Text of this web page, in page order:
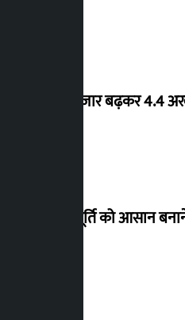
शेयर बाजार बढ़कर 4.4
गैस आपूर्ति को आसान